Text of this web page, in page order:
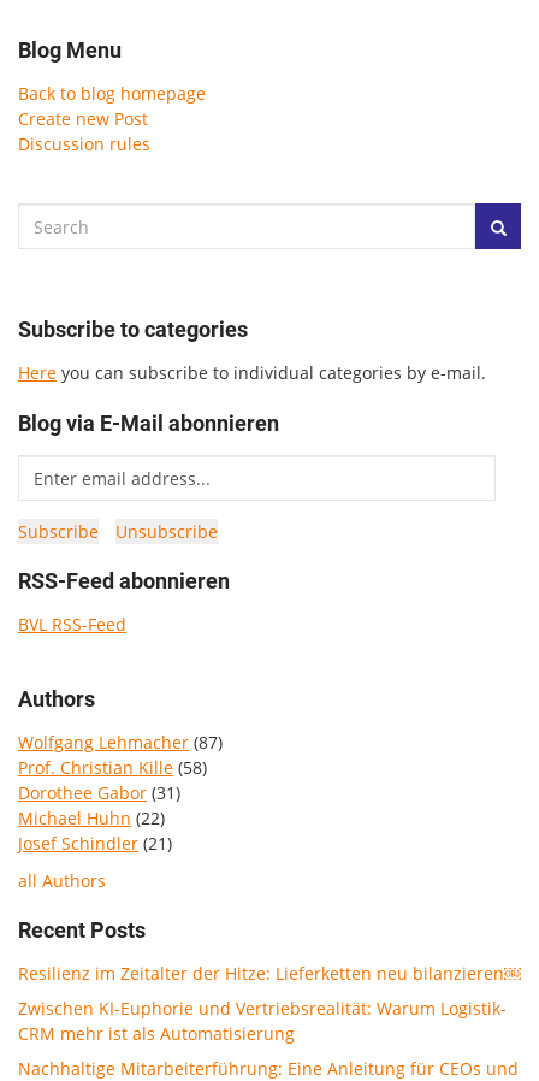
Blog Menu
Back to blog homepage
Create new Post
Discussion rules
Subscribe to categories
Here you can subscribe to individual categories by e-mail.
Blog via E-Mail abonnieren
RSS-Feed abonnieren
BVL RSS-Feed
Authors
Wolfgang Lehmacher (87)
Prof. Christian Kille (58)
Dorothee Gabor (31)
Michael Huhn (22)
Josef Schindler (21)
all Authors
Recent Posts
Resilienz im Zeitalter der Hitze: Lieferketten neu bilanzieren￼
Zwischen KI-Euphorie und Vertriebsrealität: Warum Logistik-
CRM mehr ist als Automatisierung
Nachhaltige Mitarbeiterführung: Eine Anleitung für CEOs und